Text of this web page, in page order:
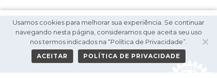
Usamos cookies para melhorar sua experiência. Se continuar
navegando nesta página, consideramos que aceita seu uso
nos termos indicados na “Política de Privacidade”.
ACEITAR POLÍTICA DE PRIVACIDADE